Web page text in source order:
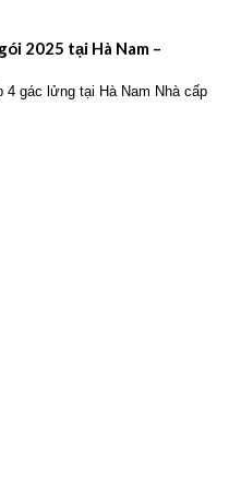
2025 tại Hà Nam –
gác lửng tại Hà Nam Nhà cấp